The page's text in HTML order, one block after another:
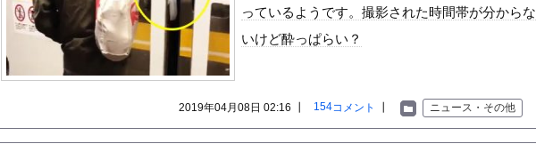
【画像】女の子「危機管理フォーーーーム！！！」
私「ちょっと、人の家の金庫触らないでよ！」キチママ『そこに金庫があったから、開けてみ...
【画像】どのくノ一を快楽責めしたいｗｗｗｗｗ
【朗報】天才ワイさん、デブ禁止のマッチングアプリを思いつくｗｗｗｗｗｗｗｗｗｗ
【悲報】サイバーコネクトツーの松山氏、JUMP公式にブロックされるｗｗｗｗｗｗｗｗｗ...
っているようです。撮影された時間帯が分からな
いけど酔っぱらい？
ニュース・その他
154コメント
2019年04月08日 02:16 ┃